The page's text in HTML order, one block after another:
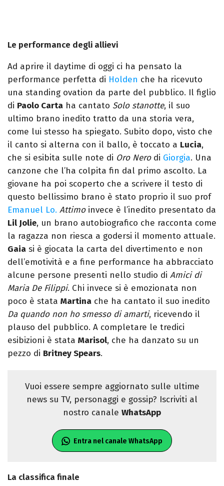
Le performance degli allievi
Ad aprire il daytime di oggi ci ha pensato la
performance perfetta di Holden che ha ricevuto
una standing ovation da parte del pubblico. Il figlio
di Paolo Carta ha cantato Solo stanotte, il suo
ultimo brano inedito tratto da una storia vera,
come lui stesso ha spiegato. Subito dopo, visto che
il canto si alterna con il ballo, è toccato a Lucia,
che si esibita sulle note di Oro Nerodi Giorgia. Una
canzone che l’ha colpita fin dal primo ascolto. La
giovane ha poi scoperto che a scrivere il testo di
questo bellissimo brano è stato proprio il suo prof
Emanuel Lo. Attimoinvece è l’inedito presentato da
Lil Jolie, un brano autobiografico che racconta come
la ragazza non riesca a godersi il momento attuale.
Gaia si è giocata la carta del divertimento e non
dell’emotività e a fine performance ha abbracciato
alcune persone presenti nello studio di Amici di
Maria De Filippi. Chi invece si è emozionata non
poco è stata Martina che ha cantato il suo inedito
Da quando non ho smesso di amarti, ricevendo il
plauso del pubblico. A completare le tredici
esibizioni è stata Marisol, che ha danzato su un
pezzo di Britney Spears.
Vuoi essere sempre aggiornato sulle ultime
news su TV, personaggi e gossip? Iscriviti al
nostro canale WhatsApp
Entra nel canale WhatsApp
La classifica finale